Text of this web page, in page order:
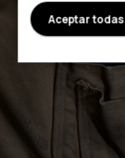
Aceptar todas